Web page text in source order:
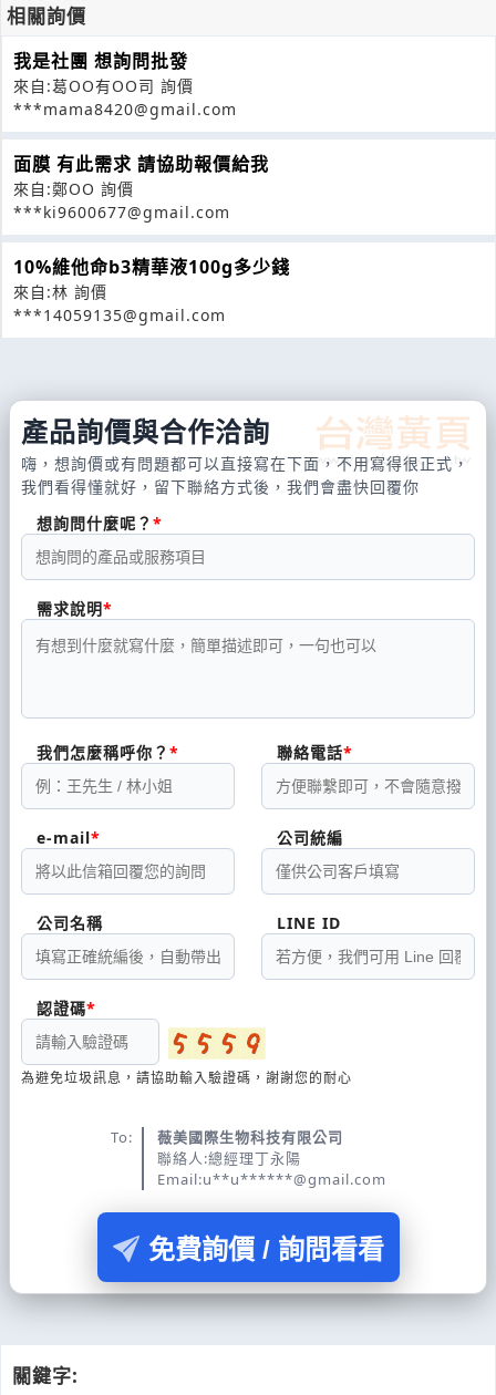
相關詢價
我是社團 想詢問批發
來自:葛OO有OO司 詢價
***mama8420@gmail.com
面膜 有此需求 請協助報價給我
來自:鄭OO 詢價
***ki9600677@gmail.com
10%維他命b3精華液100g多少錢
來自:林 詢價
***14059135@gmail.com
產品詢價與合作洽詢
嗨，想詢價或有問題都可以直接寫在下面，不用寫得很正式，
我們看得懂就好，留下聯絡方式後，我們會盡快回覆你
想詢問什麼呢？
需求說明
我們怎麼稱呼你？ 聯絡電話
e-mail 公司統編
公司名稱 LINE ID
認證碼
為避免垃圾訊息，請協助輸入驗證碼，謝謝您的耐心
To:
薇美國際生物科技有限公司
聯絡人:總經理丁永陽
Email:u**u******@gmail.com
免費詢價 / 詢問看看
關鍵字: